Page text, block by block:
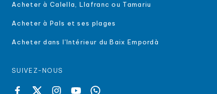
Acheter à Calella, Llafranc ou Tamariu
Acheter à Pals et ses plages
Acheter dans l'Intérieur du Baix Empordà
SUIVEZ-NOUS